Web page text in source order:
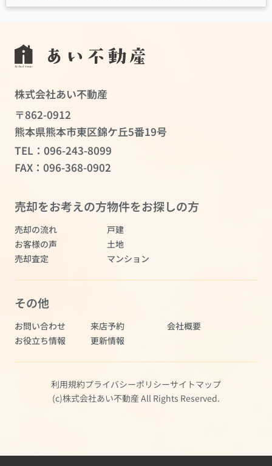
株式会社あい不動産
〒862-0912
熊本県熊本市東区錦ケ丘5番19号
TEL： 096-243-8099
FAX：096-368-0902
売却をお考えの方
売却の流れ
お客様の声
売却査定
物件をお探しの方
戸建
土地
マンション
その他
お問い合わせ 来店予約
会社概要
お役立ち情報
更新情報
利用規約プライバシーポリシーサイトマップ
(c)株式会社あい不動産 All Rights Reserved.